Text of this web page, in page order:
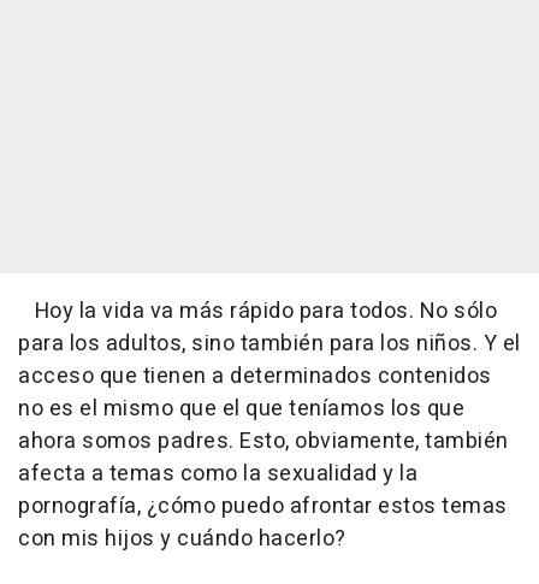
Hoy la vida va más rápido para todos. No sólo
para los adultos, sino también para los niños. Y el
acceso que tienen a determinados contenidos
no es el mismo que el que teníamos los que
ahora somos padres. Esto, obviamente, también
afecta a temas como la sexualidad y la
pornografía, ¿cómo puedo afrontar estos temas
con mis hijos y cuándo hacerlo?